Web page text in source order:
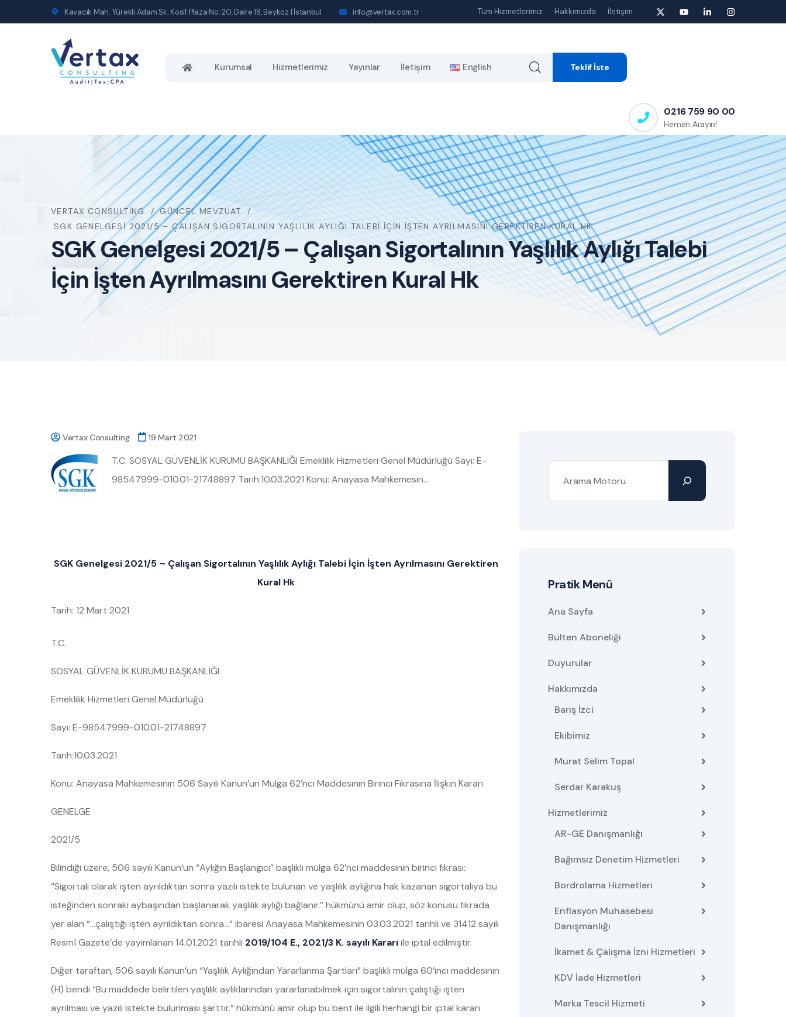
Kavacık Mah. Yürekli Adam Sk. Kosif Plaza No: 20, Daire 18, Beykoz | İstanbul info@vertax.com.tr Tüm Hizmetlerimiz Hakkımızda İletişim
Kurumsal Hizmetlerimiz Yayınlar İletişim English Teklif İste
0216 759 90 00
Hemen Arayın!
VERTAX CONSULTING
GÜNCEL MEVZUAT
SGK GENELGESI 2021/5 – ÇALIŞAN SIGORTALININ YAŞLILIK AYLIĞI TALEBI İÇIN İŞTEN AYRILMASINI GEREKTIREN KURAL HK
SGK Genelgesi 2021/5 – Çalışan Sigortalının Yaşlılık Aylığı Talebi
İçin İşten Ayrılmasını Gerektiren Kural Hk
Vertax Consulting 19 Mart 2021
T.C. SOSYAL GÜVENLİK KURUMU BAŞKANLIĞI Emeklilik Hizmetleri Genel Müdürlüğü Sayı: E-
98547999-010.01-21748897 Tarih:10.03.2021 Konu: Anayasa Mahkemesin…
SGK Genelgesi 2021/5 – Çalışan Sigortalının Yaşlılık Aylığı Talebi İçin İşten Ayrılmasını Gerektiren
Kural Hk
Tarih: 12 Mart 2021
T.C.
SOSYAL GÜVENLİK KURUMU BAŞKANLIĞI
Emeklilik Hizmetleri Genel Müdürlüğü
Sayı: E-98547999-010.01-21748897
Tarih:10.03.2021
Konu: Anayasa Mahkemesinin 506 Sayılı Kanun’un Mülga 62’nci Maddesinin Birinci Fıkrasına İlişkin Kararı
GENELGE
2021/5
Bilindiği üzere, 506 sayılı Kanun’un “Aylığın Başlangıcı” başlıklı mülga 62’nci maddesinin birinci fıkrası;
“Sigortalı olarak işten ayrıldıktan sonra yazılı istekte bulunan ve yaşlılık aylığına hak kazanan sigortalıya bu
isteğinden sonraki aybaşından başlanarak yaşlılık aylığı bağlanır.” hükmünü amir olup, söz konusu fıkrada
yer alan “…çalıştığı işten ayrıldıktan sonra…” ibaresi Anayasa Mahkemesinin 03.03.2021 tarihli ve 31412 sayılı
Resmî Gazete’de yayımlanan 14.01.2021 tarihli 2019/104 E., 2021/3 K. sayılı Kararıile iptal edilmiştir.
Diğer taraftan, 506 sayılı Kanun’un “Yaşlılık Aylığından Yararlanma Şartları” başlıklı mülga 60’ıncı maddesinin
(H) bendi “Bu maddede belirtilen yaşlılık aylıklarından yararlanabilmek için sigortalının çalıştığı işten
ayrılması ve yazılı istekte bulunması şarttır.” hükmünü amir olup bu bent ile ilgili herhangi bir iptal kararı
Pratik Menü
Ana Sayfa
Bülten Aboneliği
Duyurular
Hakkımızda
Barış İzci
Ekibimiz
Murat Selim Topal
Serdar Karakuş
Hizmetlerimiz
AR-GE Danışmanlığı
Bağımsız Denetim Hizmetleri
Bordrolama Hizmetleri
Enflasyon Muhasebesi
Danışmanlığı
İkamet & Çalışma İzni Hizmetleri
KDV İade Hizmetleri
Marka Tescil Hizmeti